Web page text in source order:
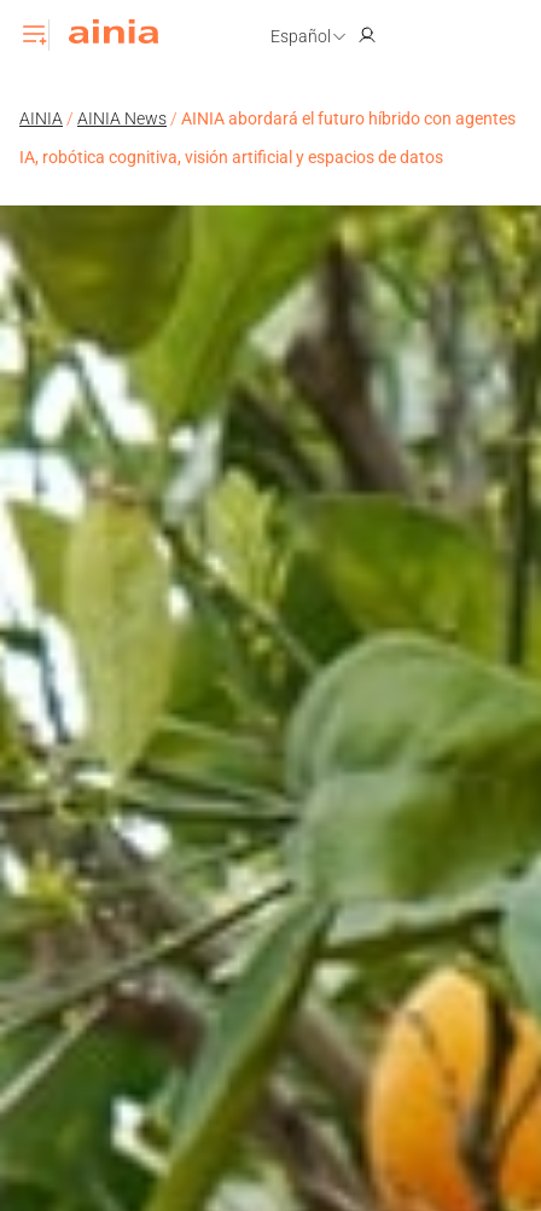
Español
AINIA / AINIA News / AINIA abordará el futuro híbrido con agentes
IA, robótica cognitiva, visión artificial y espacios de datos